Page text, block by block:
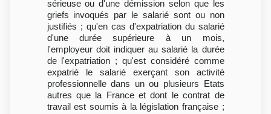
sérieuse ou d'une démission selon que les
griefs invoqués par le salarié sont ou non
justifiés ; qu'en cas d'expatriation du salarié
d'une durée supérieure à un mois,
l'employeur doit indiquer au salarié la durée
de l'expatriation ; qu'est considéré comme
expatrié le salarié exerçant son activité
professionnelle dans un ou plusieurs Etats
autres que la France et dont le contrat de
travail est soumis à la législation française ;